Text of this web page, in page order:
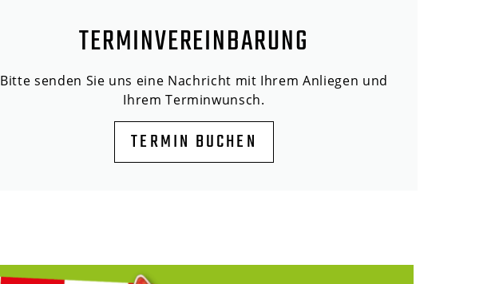
TERMINVEREINBARUNG
Bitte senden Sie uns eine Nachricht mit Ihrem Anliegen und
Ihrem Terminwunsch.
TERMIN BUCHEN